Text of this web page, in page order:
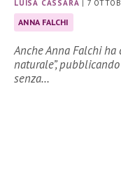
LUISA CASSARÀ | 7
ANNA FALCHI
Anche Anna Falchi
naturale”,
senza…